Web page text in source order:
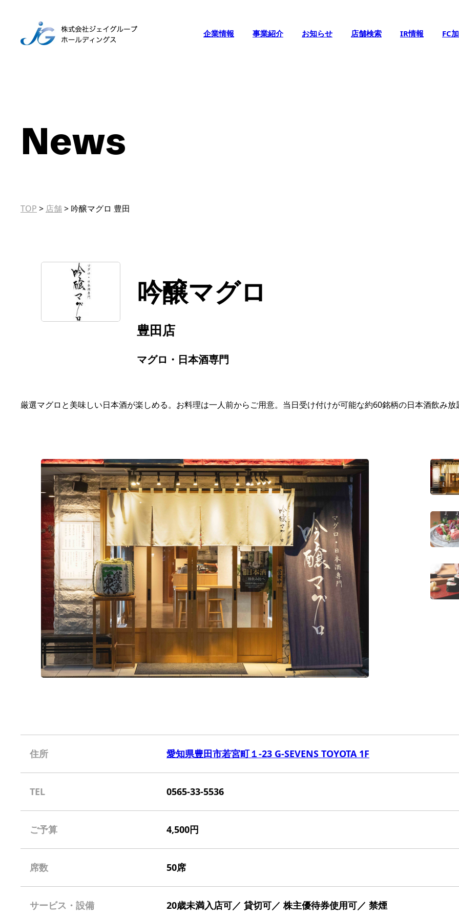
企業情報 事業紹介 お知らせ 店舗検索 IR情報 FC
News
TOP > 店舗 > 吟醸マグロ 豊田
吟醸マグロ
豊田店
マグロ・日本酒専門
厳選マグロと美味しい日本酒が楽しめる。お料理は一人前からご用意。当日受け付けが可能な約60銘柄の日本酒飲み放
住所 愛知県豊田市若宮町１-23 G-SEVENS TOYOTA 1F
TEL 0565-33-5536
ご予算 4,500円
席数 50席
サービス・設備 20歳未満入店可／ 貸切可／ 株主優待券使用可／ 禁煙